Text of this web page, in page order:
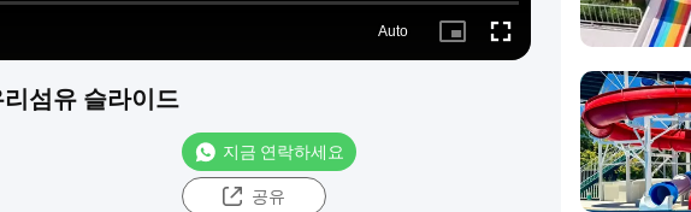
Auto
Picture- Fullscreen
섬유 슬라이드
지금 연락하세요
공유